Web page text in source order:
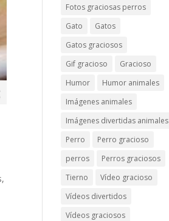
Fotos graciosas perros
Gato
Gatos
Gatos graciosos
Gif gracioso
Gracioso
Humor
Humor animales
Imágenes animales
Imágenes divertidas animales
Perro
Perro gracioso
perros
Perros graciosos
Tierno
Vídeo gracioso
Vídeos divertidos
Vídeos graciosos